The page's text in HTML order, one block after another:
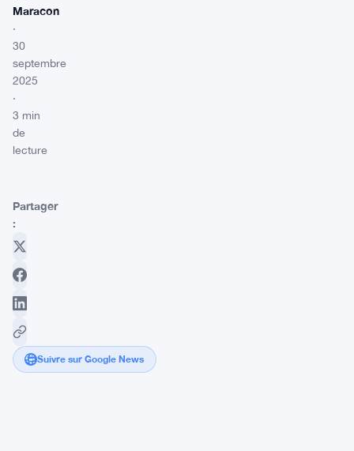
Maracon
·
30
septembre
2025
·
3 min
de
lecture
Partager
:
Suivre sur Google News